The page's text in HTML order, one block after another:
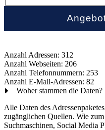
Anzahl Adressen: 312
Anzahl Webseiten: 206
Anzahl Telefonnummern: 253
Anzahl E-Mail-Adressen: 82
Woher stammen die Daten?
Alle Daten des
zugänglichen Quellen. Wie
Suchmaschinen, Social Media